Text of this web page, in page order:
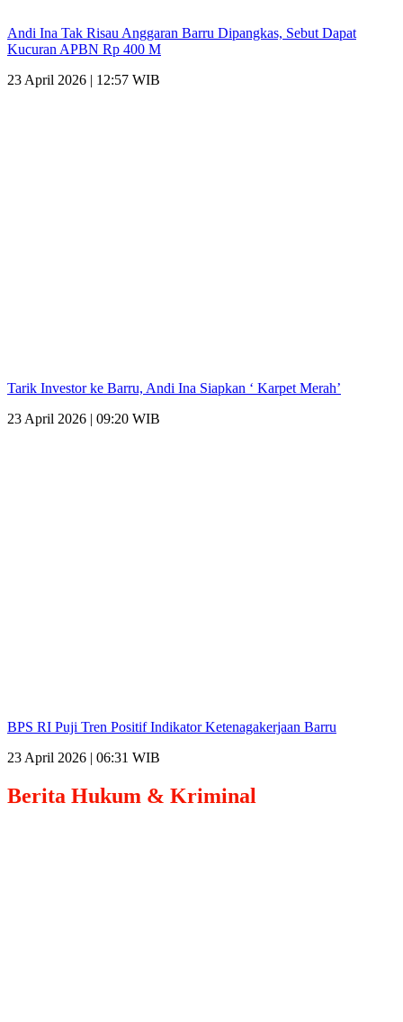
Andi Ina Tak Risau Anggaran Barru Dipangkas, Sebut Dapat
Kucuran APBN Rp 400 M
23 April 2026 | 12:57 WIB
Tarik Investor ke Barru, Andi Ina Siapkan ‘ Karpet Merah’
23 April 2026 | 09:20 WIB
BPS RI Puji Tren Positif Indikator Ketenagakerjaan Barru
23 April 2026 | 06:31 WIB
Berita Hukum & Kriminal